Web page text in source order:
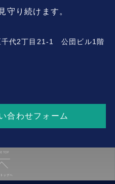
守り続けます。
千代2丁目21-1 公団ビル1階
合わせフォーム